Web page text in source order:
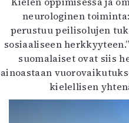
neurologinen
perustuu peilisolujen
sosiaaliseen
suomalaiset ovat siis
ainoastaan
kielellisen